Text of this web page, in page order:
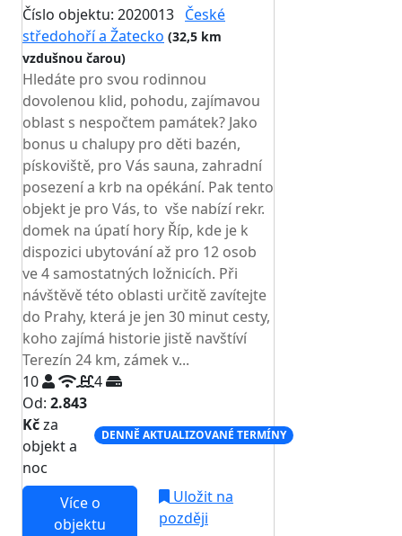
Číslo objektu: 2020013 České
středohoří a Žatecko (32,5 km
vzdušnou čarou)
Hledáte pro svou rodinnou
dovolenou klid, pohodu, zajímavou
oblast s nespočtem památek? Jako
bonus u chalupy pro děti bazén,
pískoviště, pro Vás sauna, zahradní
posezení a krb na opékání. Pak tento
objekt je pro Vás, to vše nabízí rekr.
domek na úpatí hory Říp, kde je k
dispozici ubytování až pro 12 osob
ve 4 samostatných ložnicích. Při
návštěvě této oblasti určitě zavítejte
do Prahy, která je jen 30 minut cesty,
koho zajímá historie jistě navštíví
Terezín 24 km, zámek v...
10
4
Od: 2.843
Kčza
objekt a
noc
DENNĚ AKTUALIZOVANÉ TERMÍNY
Více o
objektu
Uložit na
později